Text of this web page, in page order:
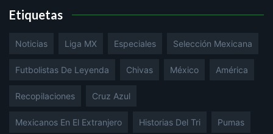
Etiquetas
Noticias Liga MX Especiales Selección Mexicana
Futbolistas De Leyenda Chivas México América
Recopilaciones Cruz Azul
Mexicanos En El Extranjero Historias Del Tri Pumas